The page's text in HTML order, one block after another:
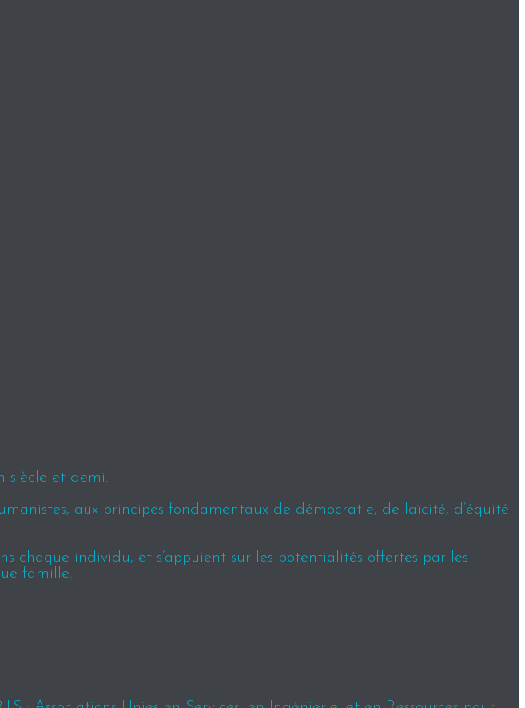
siècle et demi.
aux principes fondamentaux de démocratie, de laïcité, d’équité
chaque individu, et s’appuient sur les potentialités offertes par les
famille.